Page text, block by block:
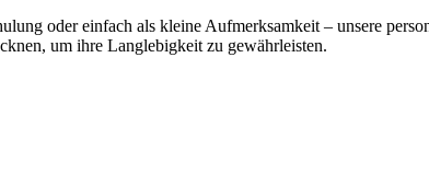
oder einfach als kleine Aufmerksamkeit – unsere
um ihre Langlebigkeit zu gewährleisten.